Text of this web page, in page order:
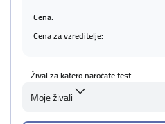
Cena:
Cena za vzreditelje:
Žival za katero naročate test
Moje živali